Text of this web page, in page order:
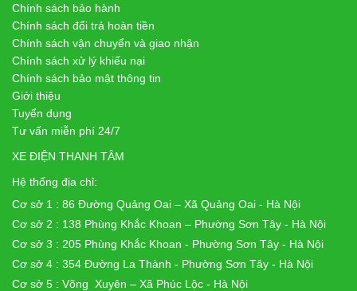
Chính sách bảo hành
Chính sách đổi trả hoàn tiền
Chính sách vận chuyển và giao nhận
Chính sách xử lý khiếu nại
Chính sách bảo mật thông tin
Giới thiệu
Tuyển dụng
Tư vấn miễn phí 24/7
XE ĐIỆN THANH TÂM
Hệ thống địa chỉ:
Cơ sở 1 : 86 Đường Quảng Oai – Xã Quảng Oai - Hà Nội
Cơ sở 2 : 138 Phùng Khắc Khoan – Phường Sơn Tây - Hà Nội
Cơ sở 3 : 205 Phùng Khắc Khoan - Phường Sơn Tây - Hà Nội
Cơ sở 4 : 354 Đường La Thành - Phường Sơn Tây - Hà Nội
Cơ sở 5 : Võng Xuyên – Xã Phúc Lộc - Hà Nội